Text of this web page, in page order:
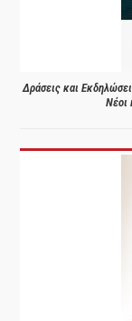
Δράσεις και
Νέοι